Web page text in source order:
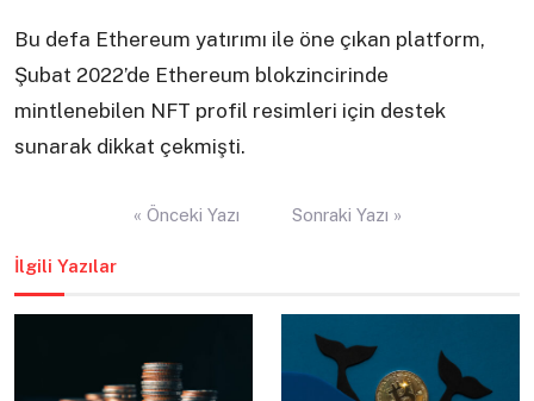
Bu defa Ethereum yatırımı ile öne çıkan platform,
Şubat 2022’de Ethereum blokzincirinde
mintlenebilen NFT profil resimleri için destek
sunarak dikkat çekmişti.
« Önceki Yazı Sonraki Yazı »
İlgili Yazılar